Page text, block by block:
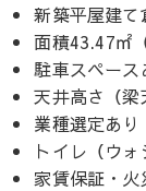
新築平屋建て
面積43.47㎡
駐車スペース
天井高さ（
業種選定あり
トイレ（ウ
家賃保証・